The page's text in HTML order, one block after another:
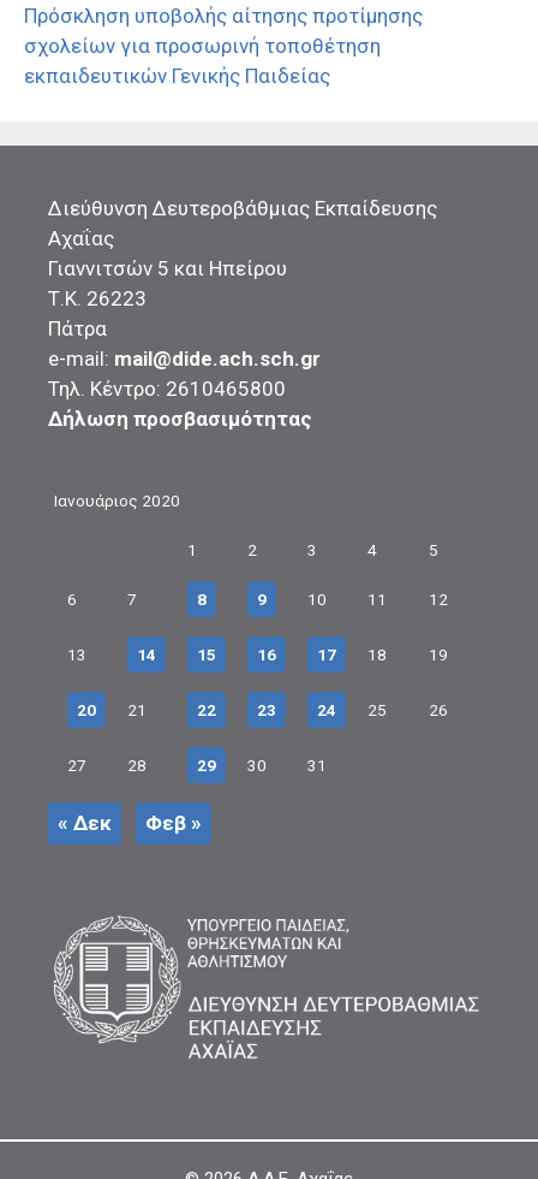
Πρόσκληση υποβολής αίτησης προτίμησης
σχολείων για προσωρινή τοποθέτηση
εκπαιδευτικών Γενικής Παιδείας
Διεύθυνση Δευτεροβάθμιας Εκπαίδευσης
Αχαΐας
Γιαννιτσών 5 και Ηπείρου
Τ.Κ. 26223
Πάτρα
e-mail: mail@dide.ach.sch.gr
Τηλ. Κέντρο: 2610465800
Δήλωση προσβασιμότητας
Ιανουάριος 2020
1 2 3 4 5
6 7 8 9 10 11 12
13 14 15 16 17 18 19
20 21 22 23 24 25 26
27 28 29 30 31
« Δεκ Φεβ »